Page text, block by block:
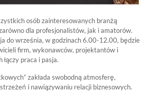
osób zainteresowanych branżą
dla profesjonalistów, jak i amatorów.
do września, w godzinach 6.00-12.00, będzie
firm, wykonawców, projektantów i
praca i pasja.
zakłada swobodną atmosferę,
i nawiązywaniu relacji biznesowych.